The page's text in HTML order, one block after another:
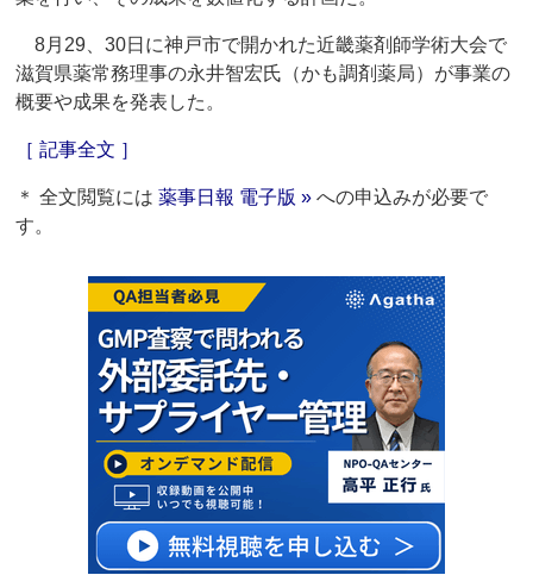
8月29、30日に神戸市で開かれた近畿薬剤師学術大会で
滋賀県薬常務理事の永井智宏氏（かも調剤薬局）が事業の
概要や成果を発表した。
［ 記事全文 ］
＊ 全文閲覧には薬事日報 電子版 » への申込みが必要で
す。